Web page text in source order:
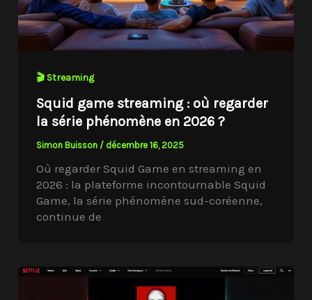
🎬 Streaming
Squid game streaming : où regarder
la série phénomène en 2026 ?
Simon Buisson / décembre 16, 2025
Où regarder Squid Game en streaming en
2026 : la plateforme incontournable Squid
Game, la série phénomène sud-coréenne,
continue de